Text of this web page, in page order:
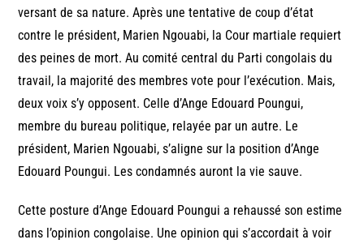
versant de sa nature. Après une tentative de coup d’état
contre le président, Marien Ngouabi, la Cour martiale requiert
des peines de mort. Au comité central du Parti congolais du
travail, la majorité des membres vote pour l’exécution. Mais,
deux voix s’y opposent. Celle d’Ange Edouard Poungui,
membre du bureau politique, relayée par un autre. Le
président, Marien Ngouabi, s’aligne sur la position d’Ange
Edouard Poungui. Les condamnés auront la vie sauve.
Cette posture d’Ange Edouard Poungui a rehaussé son estime
dans l’opinion congolaise. Une opinion qui s’accordait à voir